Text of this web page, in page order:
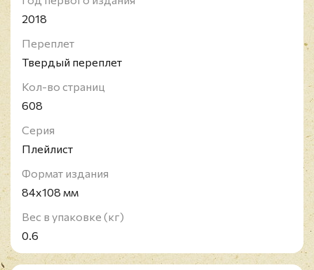
2018
Переплет
Твердый переплет
Кол-во страниц
608
Серия
Плейлист
Формат издания
84x108 мм
Вес в упаковке (кг)
0.6